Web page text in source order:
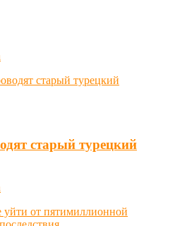
старый турецкий